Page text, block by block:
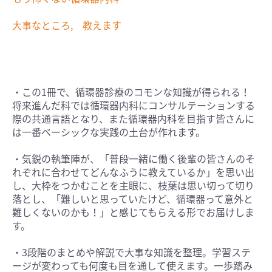
大事なところ, 教えます
・この1冊で、循環器診療のコモンな知識が得られる！
将来進んだ科では循環器内科にコンサルテーションする
際の共通言語となり、また循環器内科を目指す皆さんに
は一番ベーシックな実践の土台が作れます。
・気鋭の執筆陣が、「普段一緒に働く後輩の皆さんのそ
れぞれに合わせてどんなふうに教えているか」を思い出
し、大枠をつかむことを主眼に、枝葉は思い切って切り
落とし、「難しいと思っていたけど、循環器って意外と
難しくないのかも！」と感じてもらえる形でお届けしま
す。
・3段階のまとめや解説で大事な知識を整理。学習ステ
ージが変わっても何度も目を通して使えます。一歩踏み